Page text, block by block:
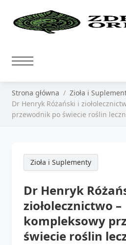
Strona główna
Zioła i
Dr Henryk Różański i
przewodnik po świecie roślin
Zioła i Suplementy
Dr Henryk
ziołolecznictwo –
kompleksowy
świecie roślin